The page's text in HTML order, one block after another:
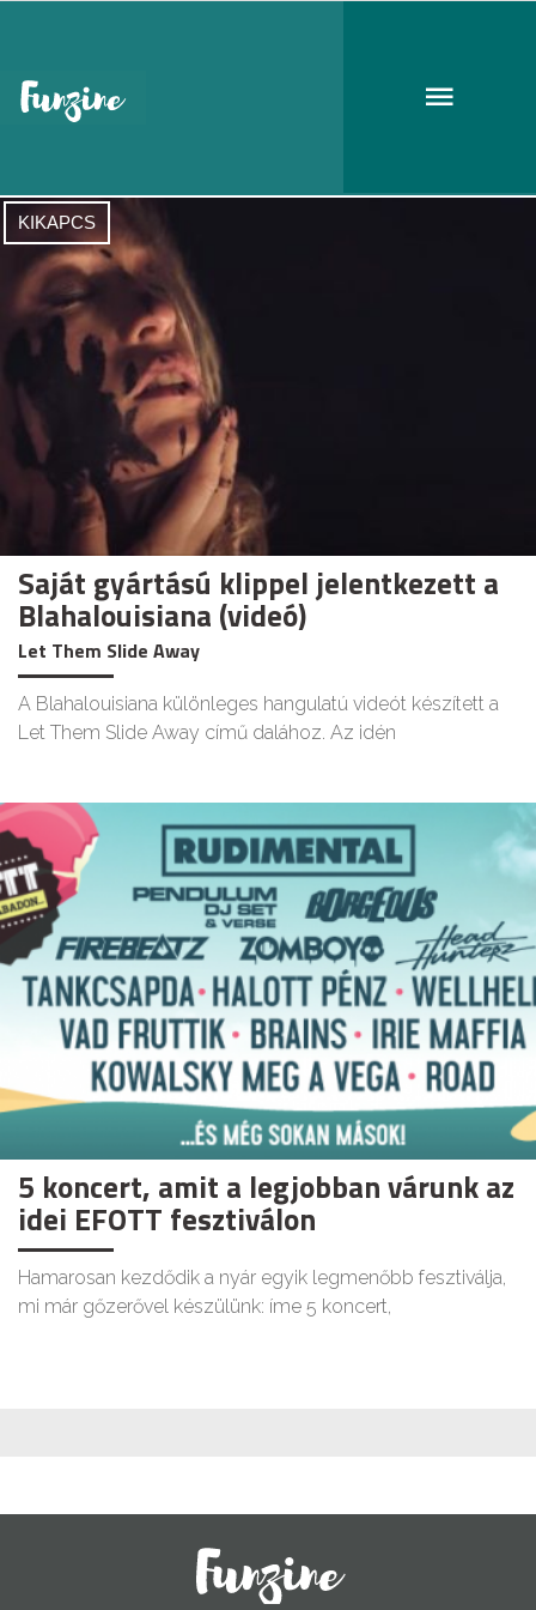
Blahalouisiana
KIKAPCS
Saját gyártású klippel jelentkezett a
Blahalouisiana (videó)
Let Them Slide Away
A Blahalouisiana különleges hangulatú videót készített a
Let Them Slide Away című dalához. Az idén
5 koncert, amit a legjobban várunk az
idei EFOTT fesztiválon
Hamarosan kezdődik a nyár egyik legmenőbb fesztiválja,
mi már gőzerővel készülünk: íme 5 koncert,